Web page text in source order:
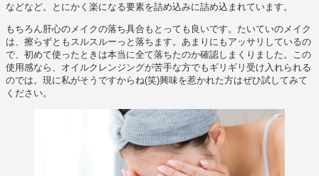
などなど。とにかく楽になる要素を詰め込みに詰め込まれています。
もちろん肝心のメイクの落ち具合もとっても良いです。たいていのメイク
は、擦らずともスルスルーっと落ちます。あまりにもアッサリしているの
で、初めて使ったときは本当に全て落ちたのか確認しまくりました。この
使用感なら、オイルクレンジングが苦手な方でもギリギリ受け入れられる
のでは。現に私がそうですからね(笑)興味を惹かれた方はぜひ試してみて
ください。